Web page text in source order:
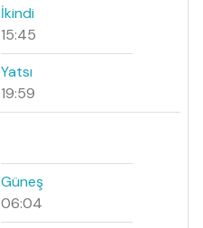
İkindi
15:45
Yatsı
19:59
Güneş
06:04